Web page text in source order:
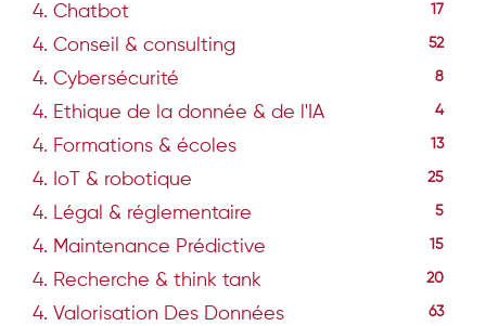
4. Chatbot 17
4. Conseil & consulting 52
4. Cybersécurité 8
4. Ethique de la donnée & de l'IA 4
4. Formations & écoles 13
4. IoT & robotique 25
4. Légal & réglementaire 5
4. Maintenance Prédictive 15
4. Recherche & think tank 20
4. Valorisation Des Données 63